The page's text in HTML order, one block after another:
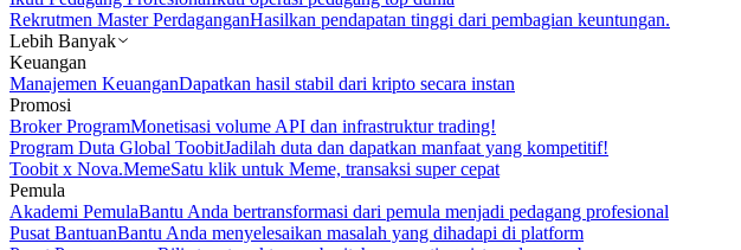
Rekrutmen Master PerdaganganHasilkan pendapatan tinggi dari pembagian keuntungan.
Lebih Banyak
Keuangan
Manajemen KeuanganDapatkan hasil stabil dari kripto secara instan
Promosi
Broker ProgramMonetisasi volume API dan infrastruktur trading!
Program Duta Global ToobitJadilah duta dan dapatkan manfaat yang kompetitif!
Toobit x Nova.MemeSatu klik untuk Meme, transaksi super cepat
Pemula
Akademi PemulaBantu Anda bertransformasi dari pemula menjadi pedagang profesional
Pusat BantuanBantu Anda menyelesaikan masalah yang dihadapi di platform